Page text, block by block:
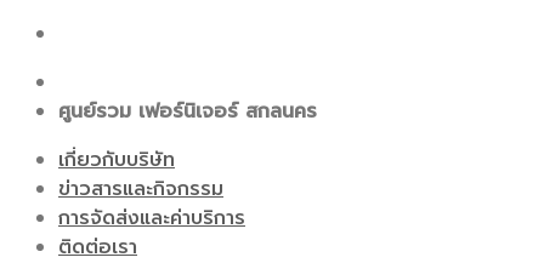
Skip
content
ศูนย์รวม เฟอร์นิเจอร์ สกลนคร
เกี่ยวกับบริษัท
ข่าวสารและกิจกรรม
การจัดส่งและค่าบริการ
ติดต่อเรา